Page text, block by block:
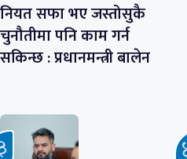
नियत सफा भए जस्तोसुकै
चुनौतीमा पनि काम गर्न
सकिन्छ : प्रधानमन्त्री बालेन